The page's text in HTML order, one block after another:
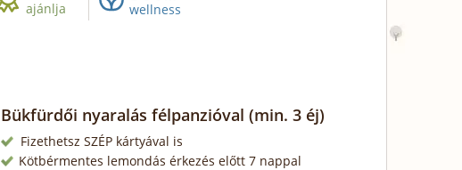
ajánlja
wellness
Bükfürdői nyaralás félpanzióval (min. 3 éj)
Fizethetsz SZÉP kártyával is
Kötbérmentes lemondás érkezés előtt 7 nappal